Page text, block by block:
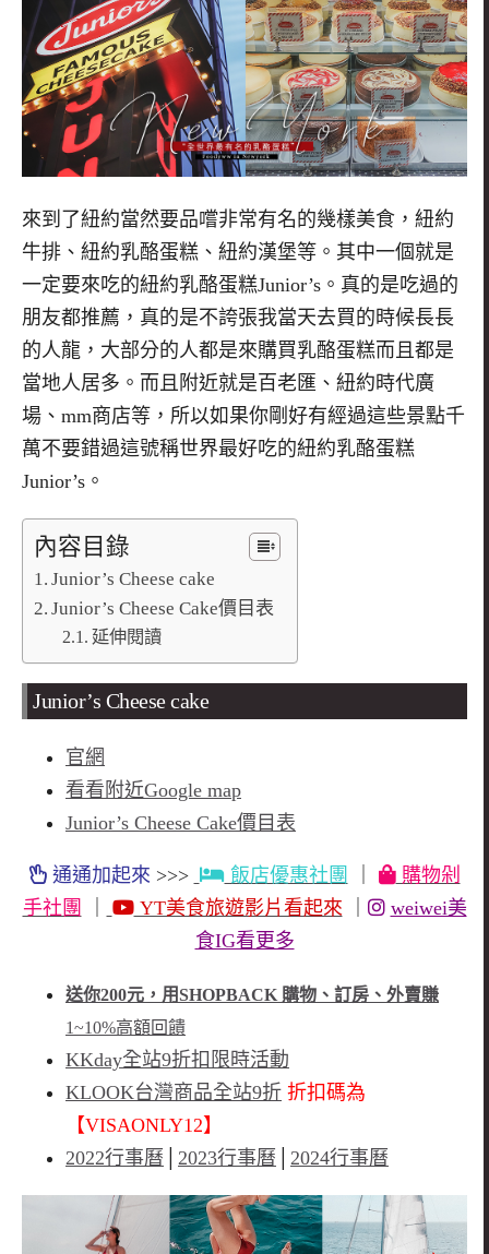
來到了紐約當然要品嚐非常有名的幾樣美食，紐約
牛排、紐約乳酪蛋糕、紐約漢堡等。其中一個就是
一定要來吃的紐約乳酪蛋糕Junior’s 。真的是吃過的
朋友都推薦，真的是不誇張我當天去買的時候長長
的人龍，大部分的人都是來購買乳酪蛋糕而且都是
當地人居多。而且附近就是百老匯、紐約時代廣
場、 mm商店等，所以如果你剛好有經過這些景點千
萬不要錯過這號稱世界最好吃的紐約乳酪蛋糕
Junior’s 。
內容目錄
Junior’s Cheese cake
Junior’s Cheese Cake價目表
延伸閱讀
Junior’s Cheese cake
官網
看看附近Google map
Junior’s Cheese Cake價目表
通通加起來 >>> 飯店優惠社團
購物剁
手社團
YT美食旅遊影片看起來｜
weiwei美
食IG看更多
送你200元，用SHOPBACK 購物、訂房、外賣賺
1~10%高額回饋
KKday全站9折扣限時活動
KLOOK台灣商品全站9折 折扣碼為
【VISAONLY12】
2022行事曆
2023行事曆 2024行事曆